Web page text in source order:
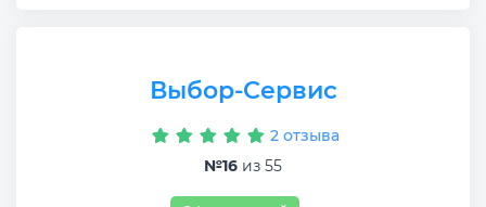
Выбор-Сервис
2 отзыва
№16 из 55